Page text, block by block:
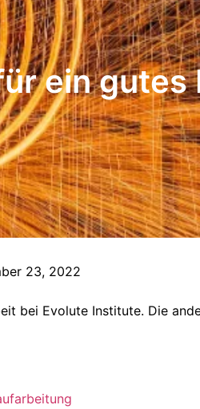
ein gutes
23, 2022
bei Evolute Institute. Die